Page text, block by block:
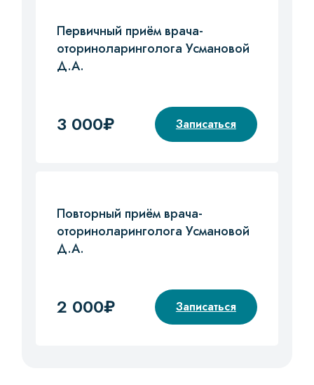
Первичный приём врача-
оториноларинголога Усмановой
Д.А.
3 000₽ Записаться
Повторный приём врача-
оториноларинголога Усмановой
Д.А.
2 000₽ Записаться